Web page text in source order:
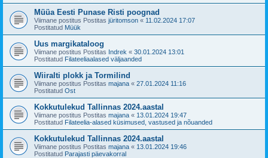
Müüa Eesti Punase Risti poognad
Viimane postitus Postitas jüritomson « 11.02.2024 17:07
Postitatud Müük
Uus margikataloog
Viimane postitus Postitas Indrek « 30.01.2024 13:01
Postitatud Filateeliaalased väljaanded
Wiiralti plokk ja Tormilind
Viimane postitus Postitas majana « 27.01.2024 11:16
Postitatud Ost
Kokkutulekud Tallinnas 2024.aastal
Viimane postitus Postitas majana « 13.01.2024 19:47
Postitatud Filateelia-alased küsimused, vastused ja nõuanded
Kokkutulekud Tallinnas 2024.aastal
Viimane postitus Postitas majana « 13.01.2024 19:46
Postitatud Parajasti päevakorral